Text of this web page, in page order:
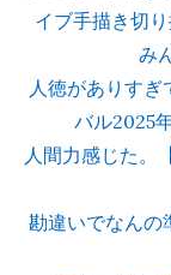
イブ手描き切
み
人徳がありす
バル2025
人間力感じた
勘違いでなんの